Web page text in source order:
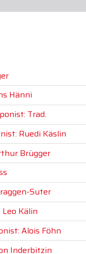
Hänni
Trad.
Ruedi Käslin
Brügger
Suter
Kälin
Alois Föhn
Inderbitzin